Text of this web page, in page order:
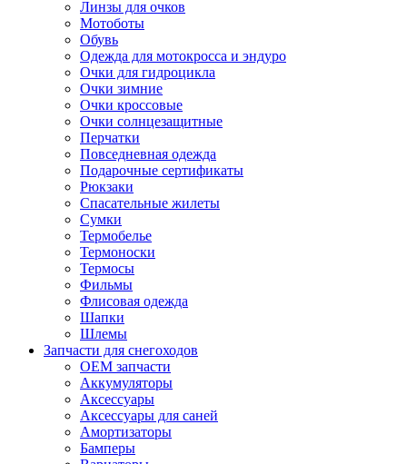
Линзы для очков
Мотоботы
Обувь
Одежда для мотокросса и эндуро
Очки для гидроцикла
Очки зимние
Очки кроссовые
Очки солнцезащитные
Перчатки
Повседневная одежда
Подарочные сертификаты
Рюкзаки
Спасательные жилеты
Сумки
Термобелье
Термоноски
Термосы
Фильмы
Флисовая одежда
Шапки
Шлемы
Запчасти для снегоходов
OEM запчасти
Аккумуляторы
Аксессуары
Аксессуары для саней
Амортизаторы
Бамперы